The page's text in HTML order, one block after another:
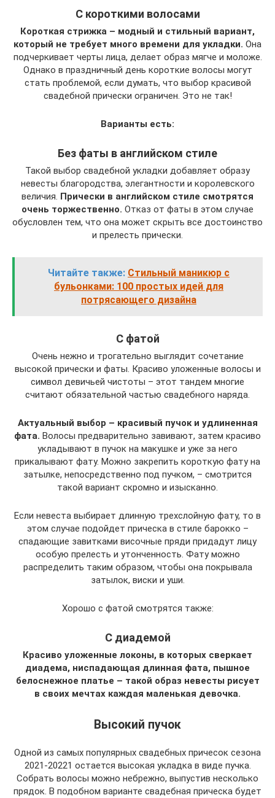
С короткими волосами
Короткая стрижка – модный и стильный вариант,
который не требует много времени для укладки. Она
подчеркивает черты лица, делает образ мягче и моложе.
Однако в праздничный день короткие волосы могут
стать проблемой, если думать, что выбор красивой
свадебной прически ограничен. Это не так!
Варианты есть:
Без фаты в английском стиле
Такой выбор свадебной укладки добавляет образу
невесты благородства, элегантности и королевского
величия. Прически в английском стиле смотрятся
очень торжественно. Отказ от фаты в этом случае
обусловлен тем, что она может скрыть все достоинство
и прелесть прически.
Читайте также: Стильный маникюр с
бульонками: 100 простых идей для
потрясающего дизайна
С фатой
Очень нежно и трогательно выглядит сочетание
высокой прически и фаты. Красиво уложенные волосы и
символ девичьей чистоты – этот тандем многие
считают обязательной частью свадебного наряда.
Актуальный выбор – красивый пучок и удлиненная
фата. Волосы предварительно завивают, затем красиво
укладывают в пучок на макушке и уже за него
прикалывают фату. Можно закрепить короткую фату на
затылке, непосредственно под пучком, – смотрится
такой вариант скромно и изысканно.
Если невеста выбирает длинную трехслойную фату, то в
этом случае подойдет прическа в стиле барокко –
спадающие завитками височные пряди придадут лицу
особую прелесть и утонченность. Фату можно
распределить таким образом, чтобы она покрывала
затылок, виски и уши.
Хорошо с фатой смотрятся также:
С диадемой
Красиво уложенные локоны, в которых сверкает
диадема, ниспадающая длинная фата, пышное
белоснежное платье – такой образ невесты рисует
в своих мечтах каждая маленькая девочка.
Высокий пучок
Одной из самых популярных свадебных причесок сезона
2021-20221 остается высокая укладка в виде пучка.
Собрать волосы можно небрежно, выпустив несколько
прядок. В подобном варианте свадебная прическа будет